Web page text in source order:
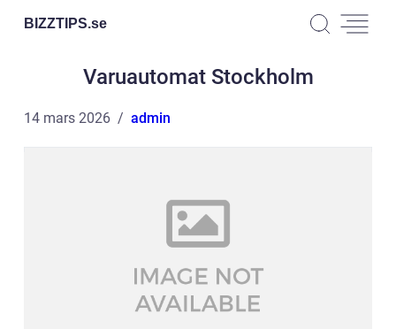
BIZZTIPS.se
Varuautomat Stockholm
14 mars 2026 admin